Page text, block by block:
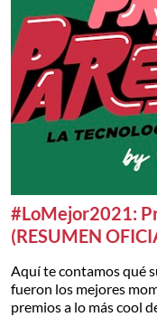
#LoMejor2021:
(RESUMEN
Aquí te contamos qué
fueron los mejores
premios a lo más cool